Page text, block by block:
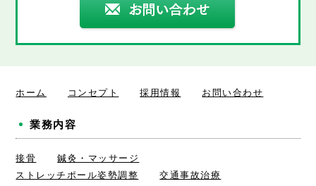
ホーム コンセプト 採用情報 お問い合わせ
業務内容
接骨
鍼灸・マッサージ
ストレッチポール姿勢調整
交通事故治療